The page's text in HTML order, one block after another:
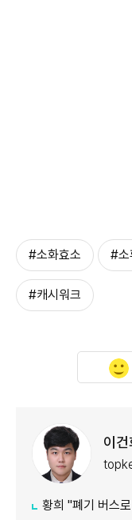
#소화효소 #소
#캐시워크
이
황희 "폐기 버스로